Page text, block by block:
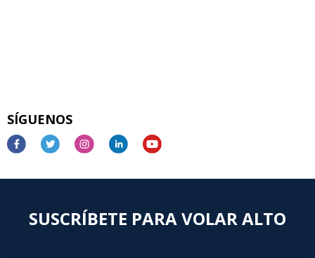
SÍGUENOS
SUSCRÍBETE PARA VOLAR ALTO